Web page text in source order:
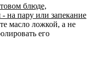
блюде,
на пару или запекание
масло ложкой, а не
его